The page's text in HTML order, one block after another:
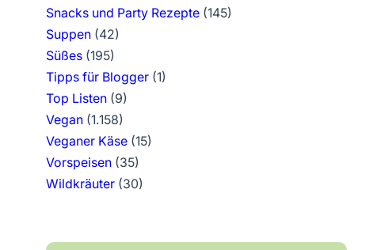
Snacks und Party Rezepte(145)
Suppen(42)
Süßes(195)
Tipps für Blogger(1)
Top Listen(9)
Vegan(1.158)
Veganer Käse(15)
Vorspeisen(35)
Wildkräuter(30)